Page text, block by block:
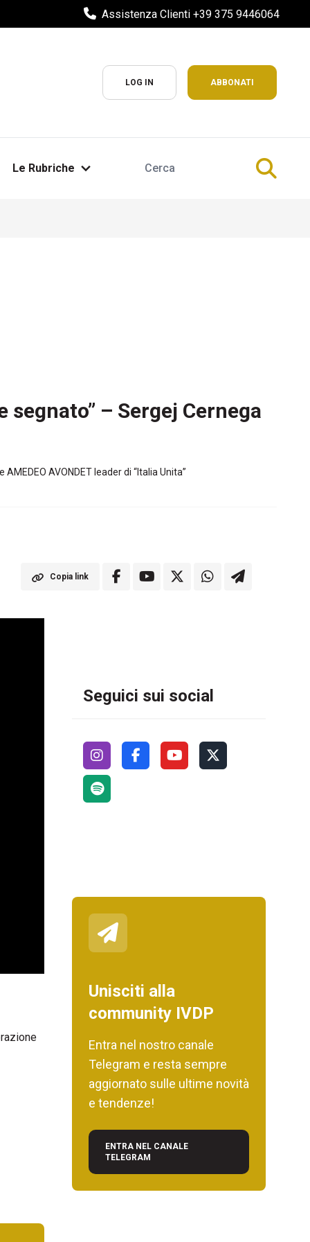
Assistenza Clienti +39 375 9446064
LOG IN ABBONATI
Le Rubriche
– Sergej Cernega
AVONDET leader di “Italia Unita”
Copia link
Seguici sui social
Unisciti alla
community IVDP
Entra nel nostro canale
Telegram e resta sempre
aggiornato sulle ultime novità
e tendenze!
ENTRA NEL CANALE
TELEGRAM